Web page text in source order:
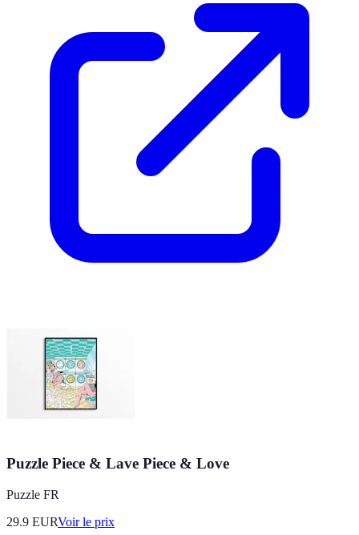
Puzzle Piece & Lave Piece & Love
Puzzle FR
29.9 EURVoir le prix